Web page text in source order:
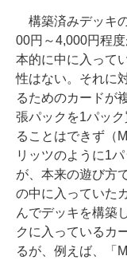
構築済みデッキ
00円～4,000円程
本的に中に入って
性はない。それに
るためのカードが
張パックを1パッ
ることはできず（
リッツのように1
が、本来の遊び方
の中に入っていた
んでデッキを構築
クに入っているカ
るが、例えば、「